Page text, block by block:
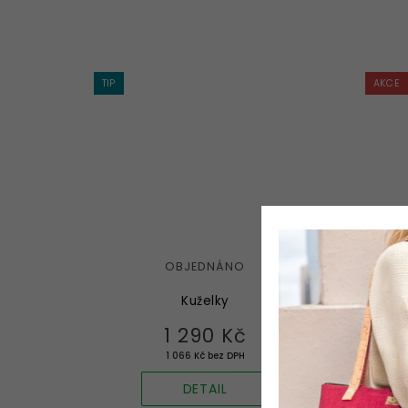
TIP
Kuželky
OBJEDNÁNO
1 066 Kč bez DPH
1 290 Kč
DETAIL
AKCE